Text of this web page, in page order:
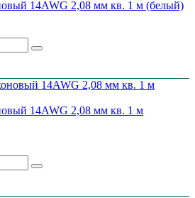
14AWG 2,08 мм кв. 1 м (белый)
14AWG 2,08 мм кв. 1 м